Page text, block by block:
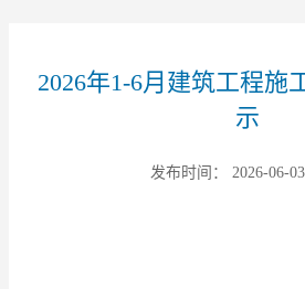
2026年1-6月建筑工程施
示
发布时间： 2026-06-